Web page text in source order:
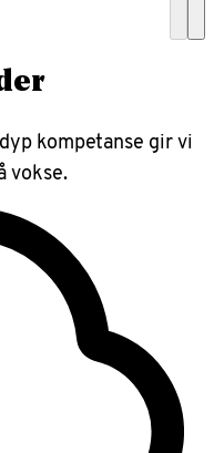
kompetanse gir vi
vokse.